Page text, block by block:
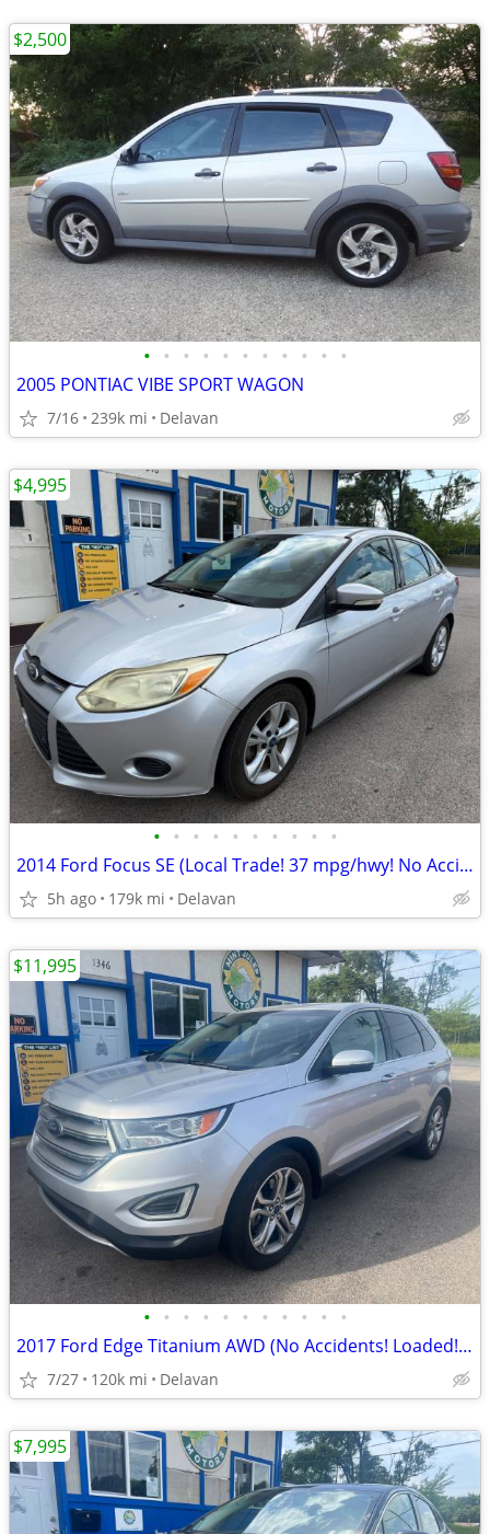
• • • • • • • • • • •
2005 PONTIAC VIBE SPORT WAGON
7/16 239k mi Delavan
$2,500
• • • • • • • • • •
2014 Ford Focus SE (Local Trade! 37 mpg/hwy! No Accidents!)
5h ago 179k mi Delavan
$4,995
• • • • • • • • • • •
2017 Ford Edge Titanium AWD (No Accidents! Loaded! Fresh Oil!)
7/27 120k mi Delavan
$11,995
$7,995